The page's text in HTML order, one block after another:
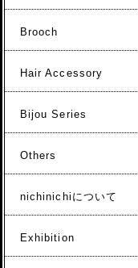
Brooch
Hair Accessory
Bijou Series
Others
nichinichiについて
Exhibition